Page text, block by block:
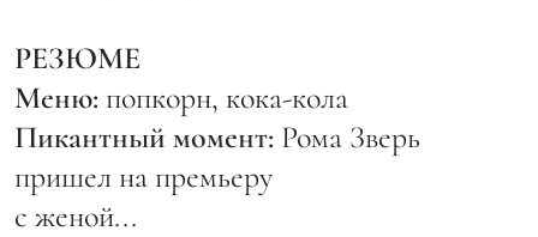
РЕЗЮМЕ
Меню: попкорн, кока-кола
Пикантный момент: Рома Зверь
пришел на премьеру
с женой...